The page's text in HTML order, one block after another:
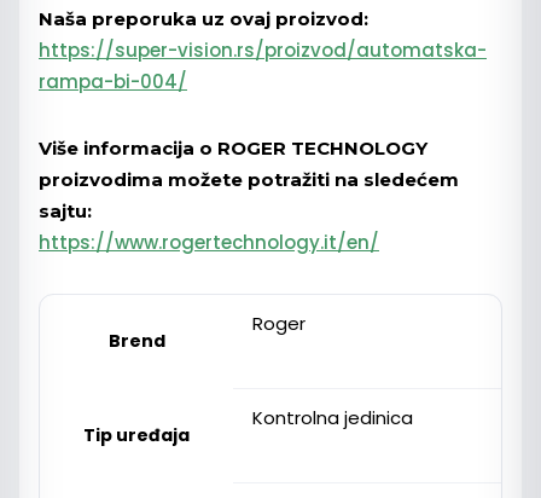
Naša preporuka uz ovaj proizvod:
https://super-vision.rs/proizvod/automatska-
rampa-bi-004/
Više informacija o ROGER TECHNOLOGY
proizvodima možete potražiti na sledećem
sajtu:
https://www.rogertechnology.it/en/
Brend
Roger
Tip uređaja
Kontrolna jedinica